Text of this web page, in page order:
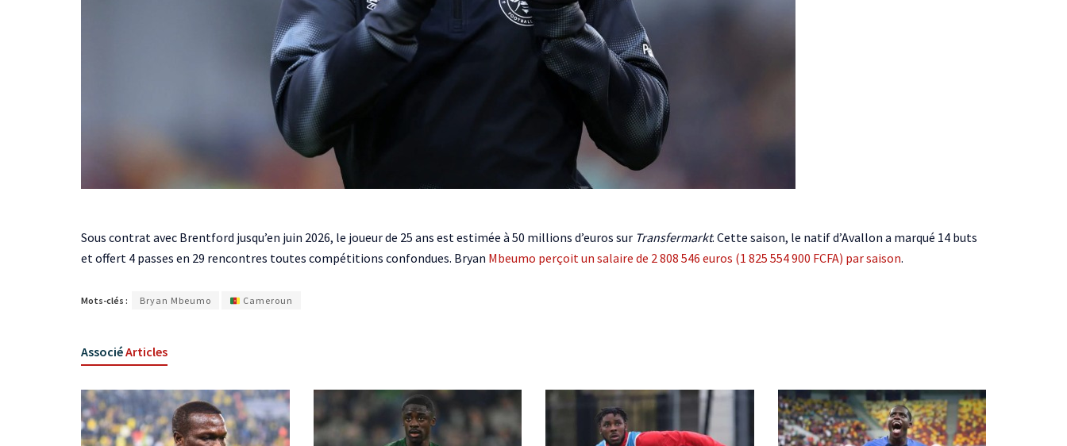
Sous contrat avec Brentford jusqu’en juin 2026, le joueur de 25 ans est estimée à 50 millions d’euros sur Transfermarkt. Cette saison, le natif d’Avallon a marqué 14 buts
et offert 4 passes en 29 rencontres toutes compétitions confondues. Bryan Mbeumo perçoit un salaire de 2 808 546 euros (1 825 554 900 FCFA) par saison.
Mots-clés : Bryan Mbeumo Cameroun
AssociéArticles